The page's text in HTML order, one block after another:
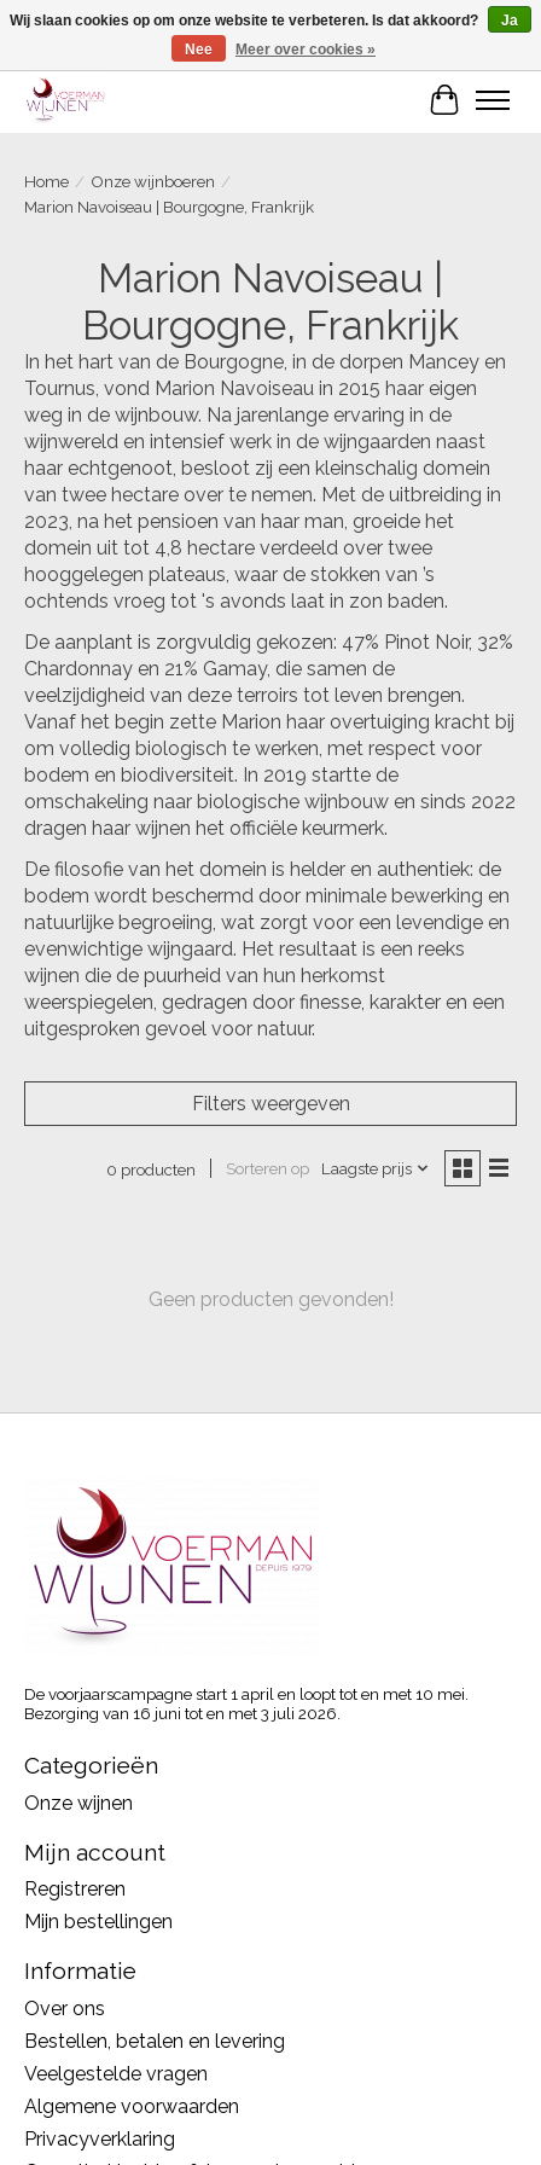
Voorjaarscampagne is gesloten
Home / Onze wijnboeren /
Marion Navoiseau | Bourgogne, Frankrijk
Marion Navoiseau |
Bourgogne, Frankrijk
In het hart van de Bourgogne, in de dorpen Mancey en
Tournus, vond Marion Navoiseau in 2015 haar eigen
weg in de wijnbouw. Na jarenlange ervaring in de
wijnwereld en intensief werk in de wijngaarden naast
haar echtgenoot, besloot zij een kleinschalig domein
van twee hectare over te nemen. Met de uitbreiding in
2023, na het pensioen van haar man, groeide het
domein uit tot 4,8 hectare verdeeld over twee
hooggelegen plateaus, waar de stokken van ’s
ochtends vroeg tot 's avonds laat in zon baden.
De aanplant is zorgvuldig gekozen: 47% Pinot Noir, 32%
Chardonnay en 21% Gamay, die samen de
veelzijdigheid van deze terroirs tot leven brengen.
Vanaf het begin zette Marion haar overtuiging kracht bij
om volledig biologisch te werken, met respect voor
bodem en biodiversiteit. In 2019 startte de
omschakeling naar biologische wijnbouw en sinds 2022
dragen haar wijnen het officiële keurmerk.
De filosofie van het domein is helder en authentiek: de
bodem wordt beschermd door minimale bewerking en
natuurlijke begroeiing, wat zorgt voor een levendige en
evenwichtige wijngaard. Het resultaat is een reeks
wijnen die de puurheid van hun herkomst
weerspiegelen, gedragen door finesse, karakter en een
uitgesproken gevoel voor natuur.
Filters weergeven
0 producten Sorteren op Laagste prijs
Geen producten gevonden!
De voorjaarscampagne start 1 april en loopt tot en met 10 mei.
Bezorging van 16 juni tot en met 3 juli 2026.
Categorieën
Onze wijnen
Mijn account
Registreren
Mijn bestellingen
Informatie
Over ons
Bestellen, betalen en levering
Veelgestelde vragen
Algemene voorwaarden
Privacyverklaring
Wij slaan cookies op om onze website te verbeteren. Is dat akkoord?
Ja
Nee
Meer over cookies »